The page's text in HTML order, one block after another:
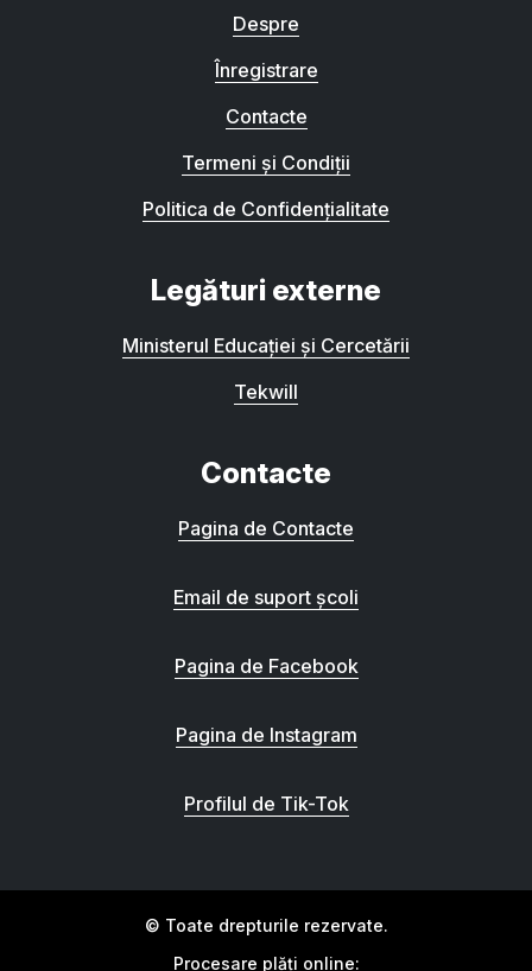
Despre
Înregistrare
Contacte
Termeni și Condiții
Politica de Confidențialitate
Legături externe
Ministerul Educației și Cercetării
Tekwill
Contacte
Pagina de Contacte
Email de suport școli
Pagina de Facebook
Pagina de Instagram
Profilul de Tik-Tok
© Toate drepturile rezervate.
Procesare plăți online: